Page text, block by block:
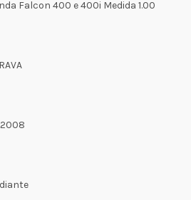
Falcon 400 e 400i Medida 1.00
2008